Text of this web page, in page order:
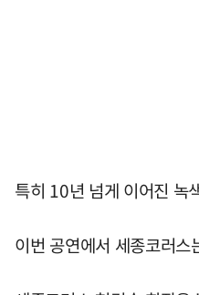
특히 10년 넘게 이어진 녹
이번 공연에서 세종코러